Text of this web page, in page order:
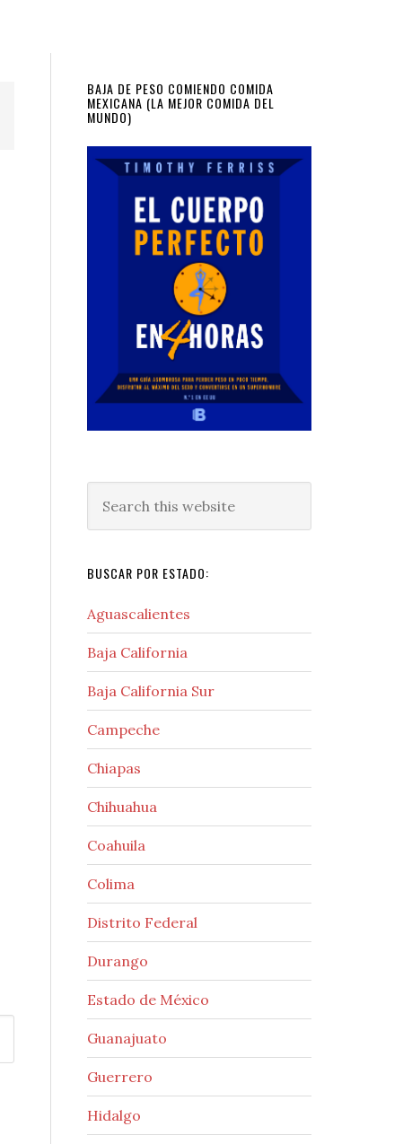
Primary
Sidebar
BAJA DE PESO COMIENDO COMIDA
MEXICANA (LA MEJOR COMIDA DEL
MUNDO)
this
BUSCAR POR ESTADO:
Aguascalientes
Baja California
Baja California Sur
Campeche
Chiapas
Chihuahua
Coahuila
Colima
Distrito Federal
Durango
Estado de México
Guanajuato
Guerrero
Hidalgo